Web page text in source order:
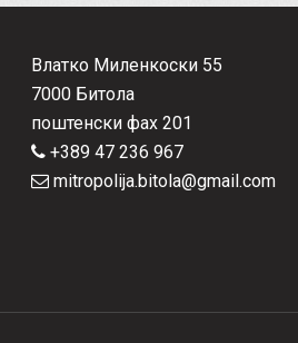
Влатко Миленкоски 55
7000 Битола
поштенски фах 201
+389 47 236 967
mitropolija.bitola@gmail.com